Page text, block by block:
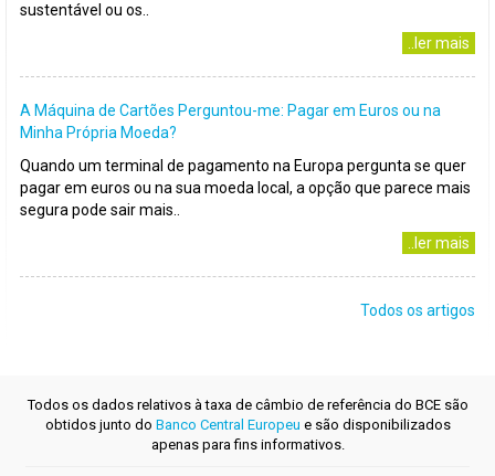
sustentável ou os..
..ler mais
A Máquina de Cartões Perguntou-me: Pagar em Euros ou na
Minha Própria Moeda?
Quando um terminal de pagamento na Europa pergunta se quer
pagar em euros ou na sua moeda local, a opção que parece mais
segura pode sair mais..
..ler mais
Todos os artigos
Todos os dados relativos à taxa de câmbio de referência do BCE são
obtidos junto do Banco Central Europeu e são disponibilizados
apenas para fins informativos.